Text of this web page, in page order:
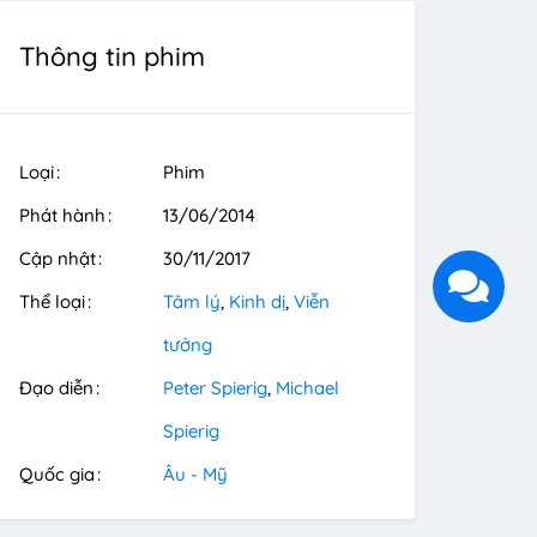
Thông tin phim
Loại
Phim
Phát hành
13/06/2014
Cập nhật
30/11/2017
Thể loại
Tâm lý Kinh dị Viễn
tưởng
Đạo diễn
Peter Spierig Michael
Spierig
Quốc gia
Âu - Mỹ